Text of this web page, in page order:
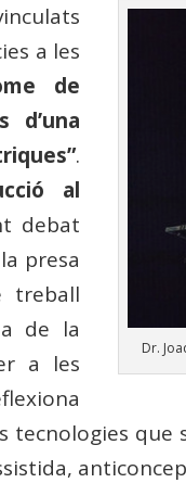
Dr.
a les
de
d’una
.
al
debat
presa
treball
de la
a les
que